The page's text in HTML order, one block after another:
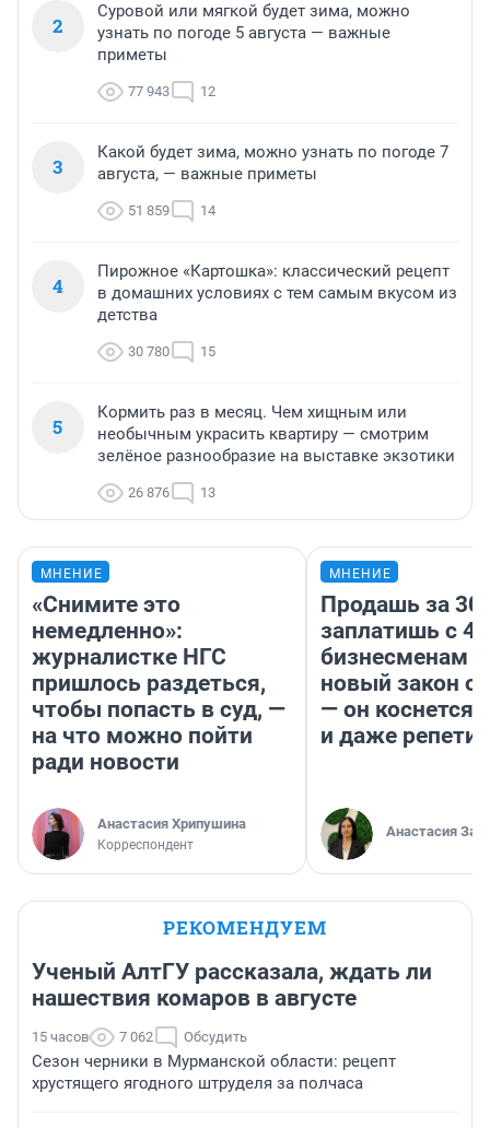
2
Суровой или мягкой будет зима, можно
узнать по погоде 5 августа — важные
приметы
77 943 12
3
Какой будет зима, можно узнать по погоде 7
августа, — важные приметы
51 859 14
4
Пирожное «Картошка»: классический рецепт
в домашних условиях с тем самым вкусом из
детства
30 780 15
5
Кормить раз в месяц. Чем хищным или
необычным украсить квартиру — смотрим
зелёное разнообразие на выставке экзотики
26 876 13
МНЕНИЕ
«Снимите это
немедленно»:
журналистке НГС
пришлось раздеться,
чтобы попасть в суд, —
на что можно пойти
ради новости
Анастасия Хрипушина
Корреспондент
МНЕНИЕ
Продашь за
заплатишь с
бизнесменам
новый закон о
— он коснется
и даже
Анастасия
РЕКОМЕНДУЕМ
Ученый АлтГУ рассказала, ждать ли
нашествия комаров в августе
15 часов 7 062 Обсудить
Сезон черники в Мурманской области: рецепт
хрустящего ягодного штруделя за полчаса